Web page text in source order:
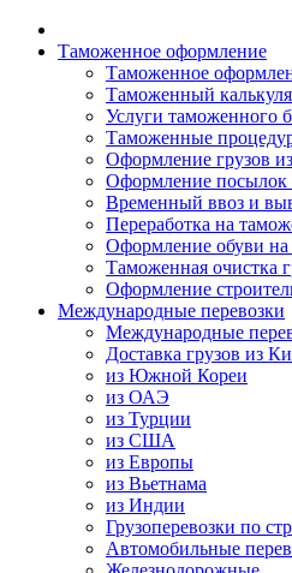
Таможенное оформление
Таможенное
Таможенный
Услуги таможенного
Таможенные
Оформление грузов
Оформление посылок
Временный ввоз и
Переработка на
Оформление обуви
Таможенная очистка
Оформление
Международные перевозки
Международные
Доставка грузов из
из Южной Кореи
из ОАЭ
из Турции
из США
из Европы
из Вьетнама
из Индии
Грузоперевозки по
Автомобильные